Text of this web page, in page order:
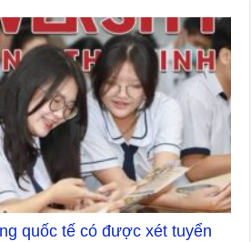
quốc tế có được xét tuyển